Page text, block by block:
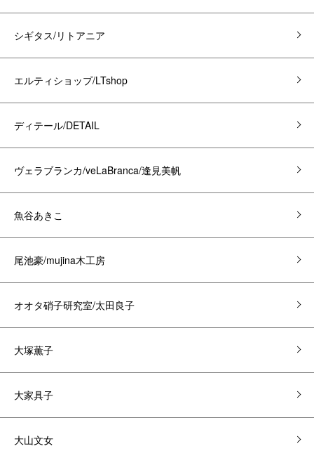
シギタス/リトアニア
エルティショップ/LTshop
ディテール/DETAIL
ヴェラブランカ/veLaBranca/逢見美帆
魚谷あきこ
尾池豪/mujina木工房
オオタ硝子研究室/太田良子
大塚薫子
大家具子
大山文女